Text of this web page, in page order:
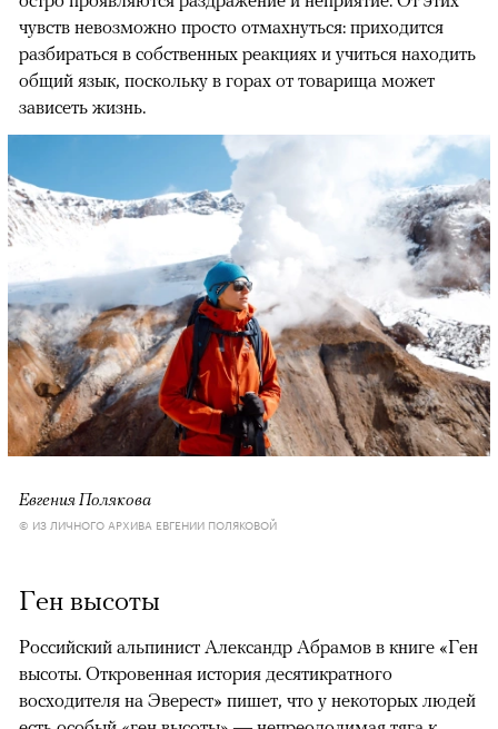
чувств невозможно просто отмахнуться: приходится
разбираться в собственных реакциях и учиться находить
общий язык, поскольку в горах от товарища может
зависеть жизнь.
Евгения Полякова
© ИЗ ЛИЧНОГО АРХИВА ЕВГЕНИИ ПОЛЯКОВОЙ
Ген высоты
Российский альпинист Александр Абрамов в книге «Ген
высоты. Откровенная история десятикратного
восходителя на Эверест» пишет, что у некоторых людей